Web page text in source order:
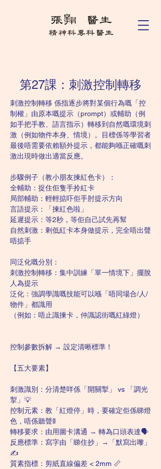
第27課：刺激控制轉移
刺激控制轉移 係指逐步將對某個行為嘅「控
制權」由原本嘅提示（prompt）或輔助（例
如手把手教、語言指示）轉移到自然嘅環境刺
激（例如物件本身、情境）。目標係等學習者
最後唔需要依賴額外提示，都能夠喺正確嘅刺
激出現時做出適當反應。
步驟例子（教小朋友揀紅色卡）：
全輔助：捉住佢隻手拎紅卡
局部輔助：輕輕掂吓佢手肘提示方向
言語提示：「揀紅色啦」
延遲提示：等2秒，等佢自己試先再幫
自然刺激：剩低紅卡本身做提示，完全唔出聲
唔掂手
同泛化嘅分別：
刺激控制轉移：集中訓練「單一情境下」擺脫
人為提示
泛化：強調學識嘅技能可以喺「唔同場合/人/
物件」都識用
（例如：唔止識揀卡，仲識認街嘅紅綠燈）
控制參數拆解 → 設定清晰標準！
【五大要素】
刺激識別：分清楚咩係「開關掣」 vs 「調光
掣」💡
控制元素：教「紅燈停」時，要確定佢係睇燈
色，唔係聽聲🚦
轉移要求：由用圖卡溝通 → 轉為口頭表達🗣️
反應標準：寫字由「睇住抄」→「默寫出嚟」
✍️
質素指標：剪紙直線偏差 < 2mm 📏